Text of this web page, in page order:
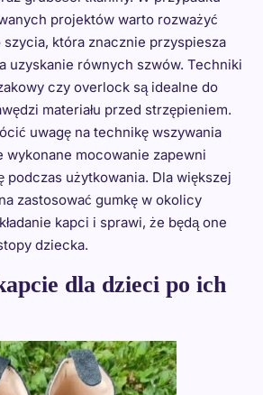
projektów warto rozważyć
która znacznie przyspiesza
uzyskanie równych szwów. Techniki
czy overlock są idealne do
materiału przed strzępieniem.
uwagę na technikę wszywania
wykonane mocowanie zapewni
podczas użytkowania. Dla większej
zastosować gumkę w okolicy
kapci i sprawi, że będą one
dziecka.
dla dzieci po ich